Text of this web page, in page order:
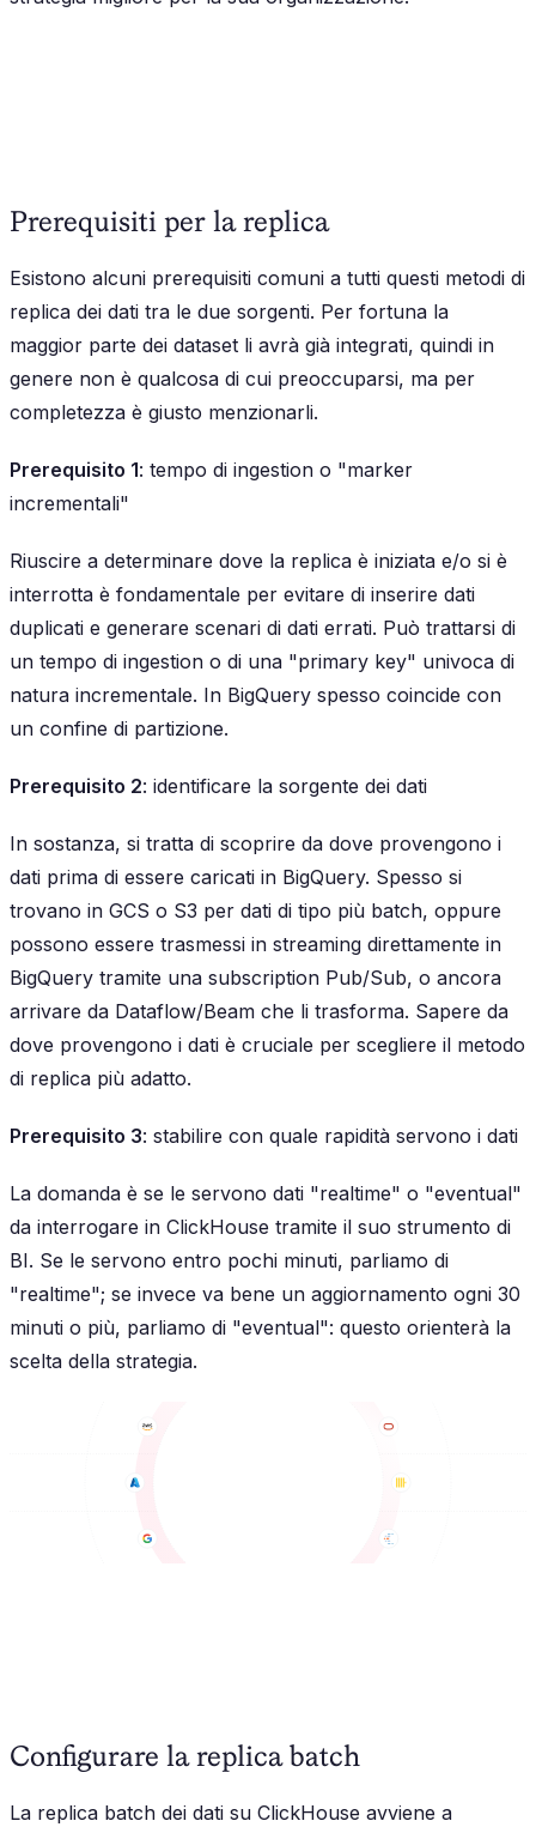
Prerequisiti per la replica
Esistono alcuni prerequisiti comuni a tutti questi metodi di
replica dei dati tra le due sorgenti. Per fortuna la
maggior parte dei dataset li avrà già integrati, quindi in
genere non è qualcosa di cui preoccuparsi, ma per
completezza è giusto menzionarli.
Prerequisito 1: tempo di ingestion o "marker
incrementali"
Riuscire a determinare dove la replica è iniziata e/o si è
interrotta è fondamentale per evitare di inserire dati
duplicati e generare scenari di dati errati. Può trattarsi di
un tempo di ingestion o di una "primary key" univoca di
natura incrementale. In BigQuery spesso coincide con
un confine di partizione.
Prerequisito 2: identificare la sorgente dei dati
In sostanza, si tratta di scoprire da dove provengono i
dati prima di essere caricati in BigQuery. Spesso si
trovano in GCS o S3 per dati di tipo più batch, oppure
possono essere trasmessi in streaming direttamente in
BigQuery tramite una subscription Pub/Sub, o ancora
arrivare da Dataflow/Beam che li trasforma. Sapere da
dove provengono i dati è cruciale per scegliere il metodo
di replica più adatto.
Prerequisito 3: stabilire con quale rapidità servono i dati
La domanda è se le servono dati "realtime" o "eventual"
da interrogare in ClickHouse tramite il suo strumento di
BI. Se le servono entro pochi minuti, parliamo di
"realtime"; se invece va bene un aggiornamento ogni 30
minuti o più, parliamo di "eventual": questo orienterà la
scelta della strategia.
Configurare la replica batch
La replica batch dei dati su ClickHouse avviene a